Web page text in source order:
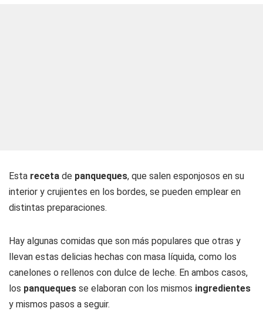
Esta receta de panqueques, que salen esponjosos en su
interior y crujientes en los bordes, se pueden emplear en
distintas preparaciones.
Hay algunas comidas que son más populares que otras y
llevan estas delicias hechas con masa líquida, como los
canelones o rellenos con dulce de leche. En ambos casos,
los panqueques se elaboran con los mismos ingredientes
y mismos pasos a seguir.